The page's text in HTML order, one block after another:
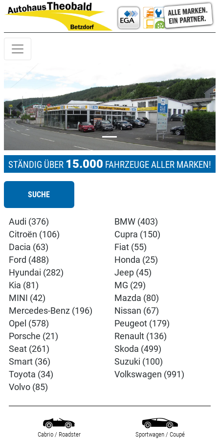
Previous Next
STÄNDIG ÜBER 15.000 FAHRZEUGE ALLER MARKEN!
SUCHE
Audi (376)
BMW (403)
Citroën (106)
Cupra (150)
Dacia (63)
Fiat (55)
Ford (488)
Honda (25)
Hyundai (282)
Jeep (45)
Kia (81)
MG (29)
MINI (42)
Mazda (80)
Mercedes-Benz (196)
Nissan (67)
Opel (578)
Peugeot (179)
Porsche (21)
Renault (136)
Seat (261)
Skoda (499)
Smart (36)
Suzuki (100)
Toyota (34)
Volkswagen (991)
Volvo (85)
Cabrio / Roadster Sportwagen / Coupé